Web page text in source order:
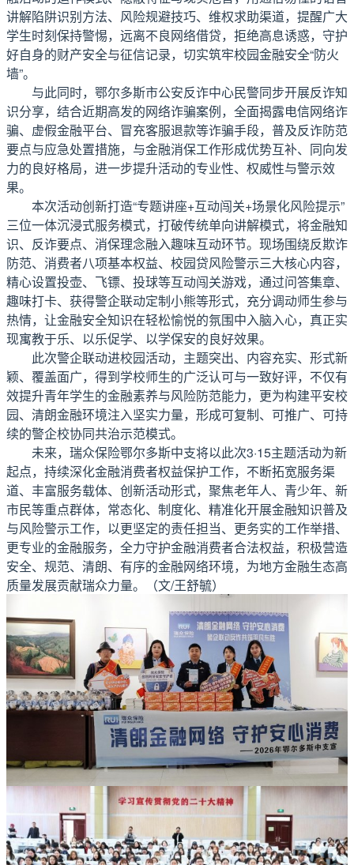
讲解陷阱识别方法、风险规避技巧、维权求助渠道，提醒广大
学生时刻保持警惕，远离不良网络借贷，拒绝高息诱惑，守护
好自身的财产安全与征信记录，切实筑牢校园金融安全“防火
墙”。
与此同时，鄂尔多斯市公安反诈中心民警同步开展反诈知
识分享，结合近期高发的网络诈骗案例，全面揭露电信网络诈
骗、虚假金融平台、冒充客服退款等诈骗手段，普及反诈防范
要点与应急处置措施，与金融消保工作形成优势互补、同向发
力的良好格局，进一步提升活动的专业性、权威性与警示效
果。
本次活动创新打造“专题讲座+互动闯关+场景化风险提示”
三位一体沉浸式服务模式，打破传统单向讲解模式，将金融知
识、反诈要点、消保理念融入趣味互动环节。现场围绕反欺诈
防范、消费者八项基本权益、校园贷风险警示三大核心内容，
精心设置投壶、飞镖、投球等互动闯关游戏，通过问答集章、
趣味打卡、获得警企联动定制小熊等形式，充分调动师生参与
热情，让金融安全知识在轻松愉悦的氛围中入脑入心，真正实
现寓教于乐、以乐促学、以学保安的良好效果。
此次警企联动进校园活动，主题突出、内容充实、形式新
颖、覆盖面广，得到学校师生的广泛认可与一致好评，不仅有
效提升青年学生的金融素养与风险防范能力，更为构建平安校
园、清朗金融环境注入坚实力量，形成可复制、可推广、可持
续的警企校协同共治示范模式。
未来，瑞众保险鄂尔多斯中支将以此次3·15主题活动为新
起点，持续深化金融消费者权益保护工作，不断拓宽服务渠
道、丰富服务载体、创新活动形式，聚焦老年人、青少年、新
市民等重点群体，常态化、制度化、精准化开展金融知识普及
与风险警示工作，以更坚定的责任担当、更务实的工作举措、
更专业的金融服务，全力守护金融消费者合法权益，积极营造
安全、规范、清朗、有序的金融网络环境，为地方金融生态高
质量发展贡献瑞众力量。（文/王舒毓）